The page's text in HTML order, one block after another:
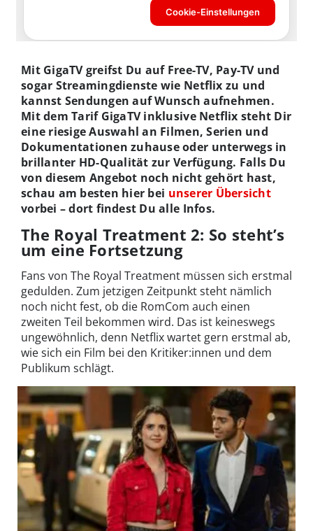
Mit GigaTV greifst Du auf Free-TV, Pay-TV und
sogar Streamingdienste wie Netflix zu und
kannst Sendungen auf Wunsch aufnehmen.
Mit dem Tarif GigaTV inklusive Netflix steht Dir
eine riesige Auswahl an Filmen, Serien und
Dokumentationen zuhause oder unterwegs in
brillanter HD-Qualität zur Verfügung. Falls Du
von diesem Angebot noch nicht gehört hast,
schau am besten hier bei unserer Übersicht
vorbei – dort findest Du alle Infos.
The Royal Treatment 2: So steht’s
um eine Fortsetzung
Fans von The Royal Treatment müssen sich erstmal
gedulden. Zum jetzigen Zeitpunkt steht nämlich
noch nicht fest, ob die RomCom auch einen
zweiten Teil bekommen wird. Das ist keineswegs
ungewöhnlich, denn Netflix wartet gern erstmal ab,
wie sich ein Film bei den Kritiker:innen und dem
Publikum schlägt.